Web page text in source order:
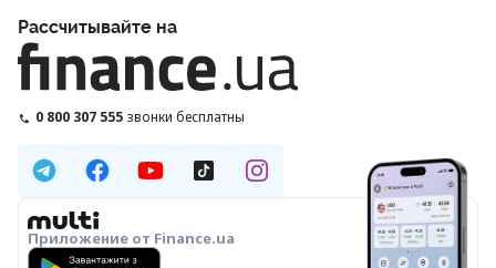
Рассчитывайте на
0 800 307 555 звонки бесплатны
Приложение от Finance.ua